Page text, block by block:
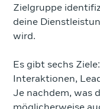
Zielgruppe
deine
wird.
Es gibt sechs
Interaktionen,
Je nachdem, was